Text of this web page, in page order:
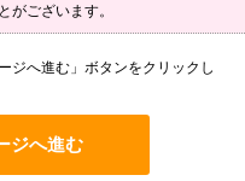
がございます。
ジへ進む」ボタンをクリックし